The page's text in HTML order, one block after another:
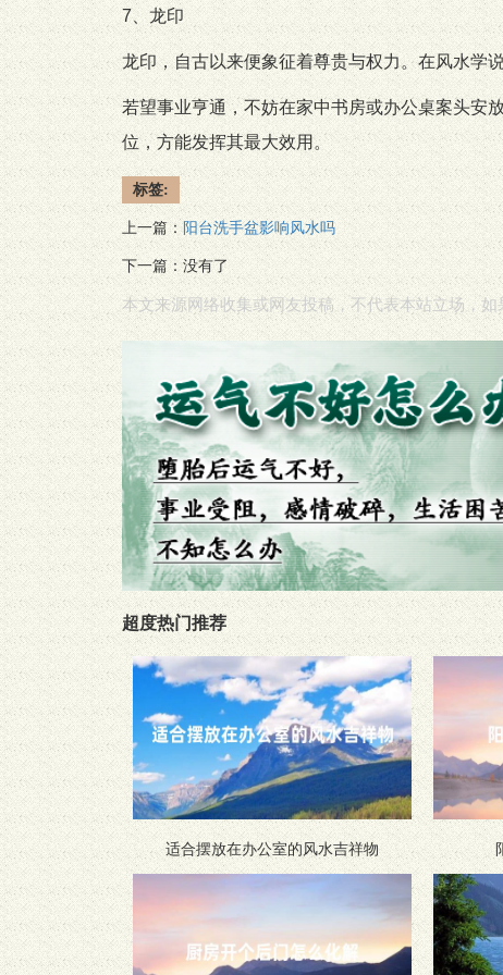
7、龙印
龙印，自古以来便象征着尊贵与权力。在风水学
若望事业亨通，不妨在家中书房或办公桌案头安
位，方能发挥其最大效用。
标签:
上一篇：阳台洗手盆影响风水吗
下一篇：没有了
本文来源网络收集或网友投稿，不代表本站立场，
超度热门推荐
适合摆放在办公室的风水吉祥物